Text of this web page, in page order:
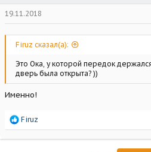
19.11.2018
Firuz сказал(а):
Это Ока, у которой передок
дверь была открыта? ))
Именно!
Р
а
Firuz